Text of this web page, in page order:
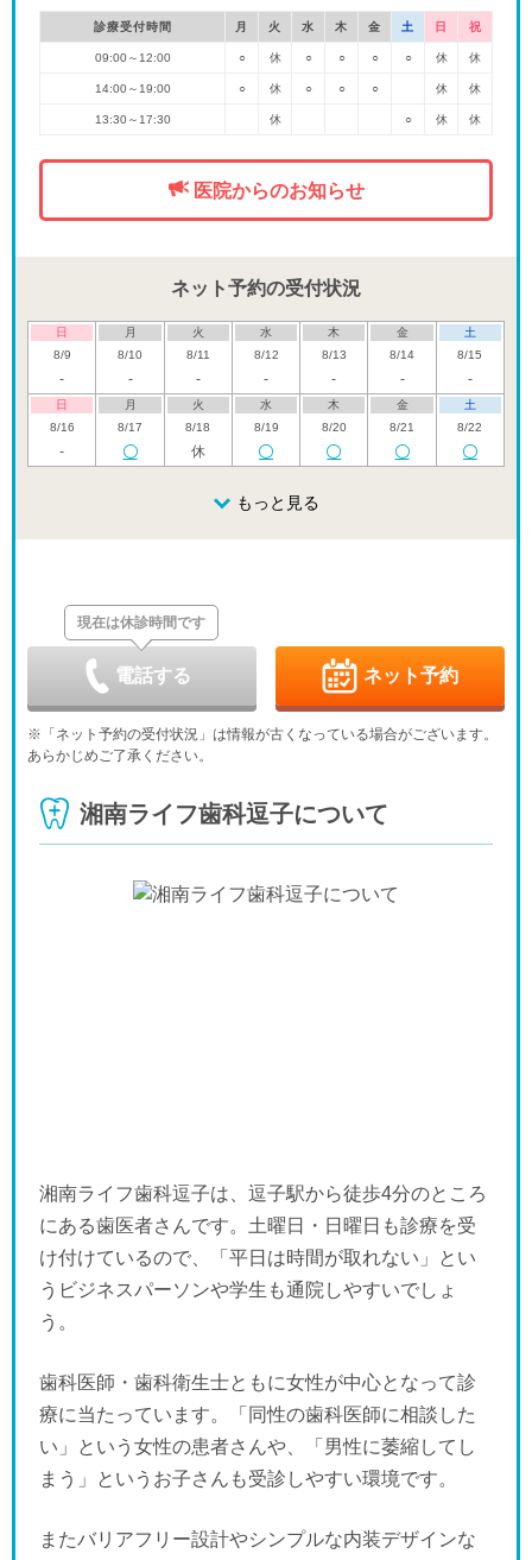
診療受付時間 月 火 水 木 金 土 日 祝
09:00～12:00 ○ 休 ○ ○ ○ ○ 休 休
14:00～19:00 ○ 休 ○ ○ ○ 休 休
13:30～17:30 休 ○ 休 休
医院からのお知らせ
ネット予約の受付状況
日
8/9
-
月
8/10
-
火
8/11
-
水
8/12
-
木
8/13
-
金
8/14
-
土
8/15
-
日
8/16
-
月
8/17
火
8/18
休
水
8/19
木
8/20
金
8/21
土
8/22
8/26
9/6
月
9/7
火
9/8
9/10
-
9/11
9/12
休 - 休 -
木
- -
日
休
月
休
火
休 休 -
休 -
もっと見る
現在は休診時間です
電話する ネット予約
※「ネット予約の受付状況」は情報が古くなっている場合がございます。
あらかじめご了承ください。
湘南ライフ歯科逗子について
湘南ライフ歯科逗子は、逗子駅から徒歩4分のところ
にある歯医者さんです。土曜日・日曜日も診療を受
け付けているので、「平日は時間が取れない」とい
うビジネスパーソンや学生も通院しやすいでしょ
う。
歯科医師・歯科衛生士ともに女性が中心となって診
療に当たっています。「同性の歯科医師に相談した
い」という女性の患者さんや、「男性に萎縮してし
まう」というお子さんも受診しやすい環境です。
またバリアフリー設計やシンプルな内装デザインな